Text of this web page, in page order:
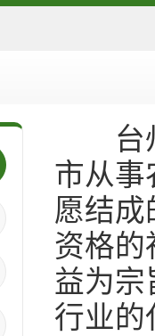
台州
市从事
愿结成
资格的
益为宗
行业的